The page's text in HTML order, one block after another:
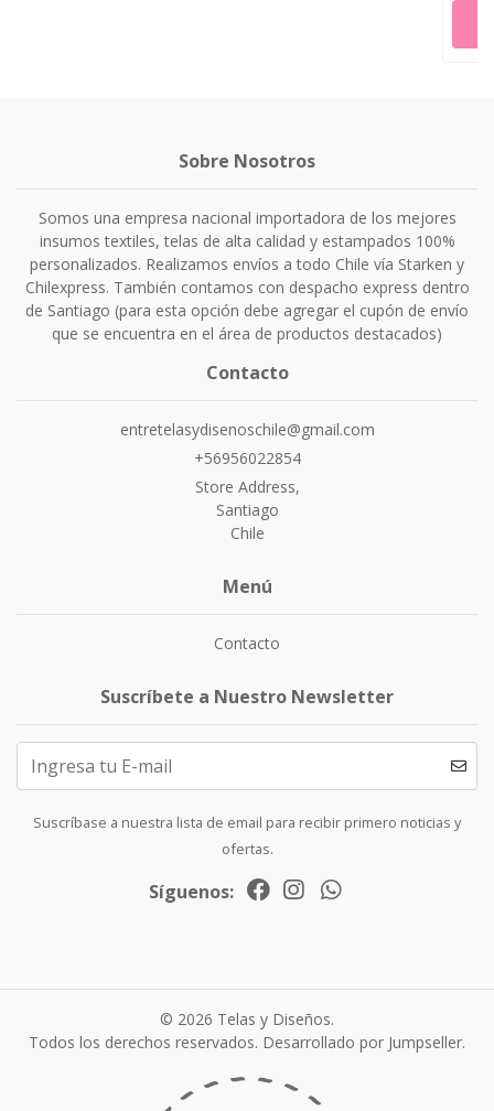
Sobre Nosotros
Somos una empresa nacional importadora de los mejores
insumos textiles, telas de alta calidad y estampados 100%
personalizados. Realizamos envíos a todo Chile vía Starken y
Chilexpress. También contamos con despacho express dentro
de Santiago (para esta opción debe agregar el cupón de envío
que se encuentra en el área de productos destacados)
Contacto
entretelasydisenoschile@gmail.com
+56956022854
Store Address,
Santiago
Chile
Menú
Contacto
Suscríbete a Nuestro Newsletter
Suscríbase a nuestra lista de email para recibir primero noticias y
ofertas.
Síguenos:
© 2026 Telas y Diseños.
Todos los derechos reservados. Desarrollado por Jumpseller.